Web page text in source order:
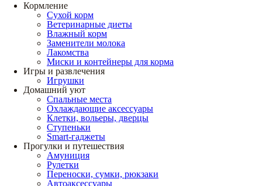
Кормление
Сухой корм
Ветеринарные диеты
Влажный корм
Заменители молока
Лакомства
Миски и контейнеры для корма
Игры и развлечения
Игрушки
Домашний уют
Спальные места
Охлаждающие аксессуары
Клетки, вольеры, дверцы
Ступеньки
Smart-гаджеты
Прогулки и путешествия
Амуниция
Рулетки
Переноски, сумки, рюкзаки
Автоаксессуары